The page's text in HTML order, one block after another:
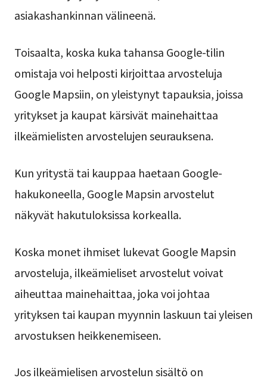
asiakashankinnan välineenä.
Toisaalta, koska kuka tahansa Google-tilin
omistaja voi helposti kirjoittaa arvosteluja
Google Mapsiin, on yleistynyt tapauksia, joissa
yritykset ja kaupat kärsivät mainehaittaa
ilkeämielisten arvostelujen seurauksena.
Kun yritystä tai kauppaa haetaan Google-
hakukoneella, Google Mapsin arvostelut
näkyvät hakutuloksissa korkealla.
Koska monet ihmiset lukevat Google Mapsin
arvosteluja, ilkeämieliset arvostelut voivat
aiheuttaa mainehaittaa, joka voi johtaa
yrityksen tai kaupan myynnin laskuun tai yleisen
arvostuksen heikkenemiseen.
Jos ilkeämielisen arvostelun sisältö on